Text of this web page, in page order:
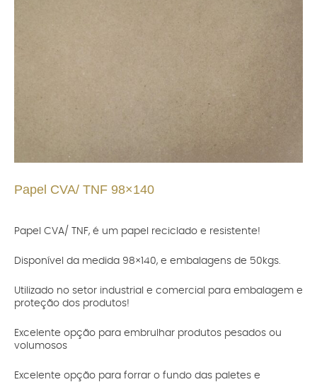
Papel CVA/ TNF 98×140
Papel CVA/ TNF, é um papel reciclado e resistente!
Disponível da medida 98×140, e embalagens de 50kgs.
Utilizado no setor industrial e comercial para embalagem e
proteção dos produtos!
Excelente opção para embrulhar produtos pesados ou
volumosos
Excelente opção para forrar o fundo das paletes e